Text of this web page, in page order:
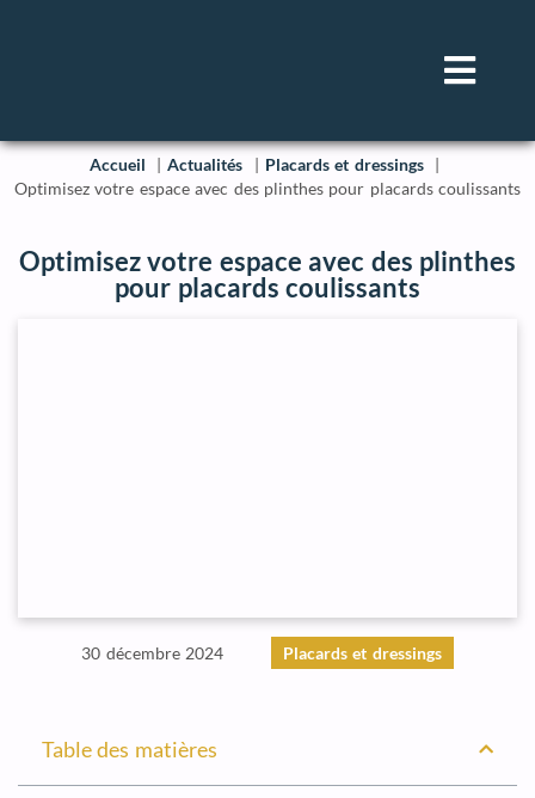
Accueil Actualités
Placards et dressings
Optimisez votre espace avec des plinthes pour placards coulissants
Optimisez votre espace avec des plinthes
pour placards coulissants
30 décembre 2024 Placards et dressings
Table des matières